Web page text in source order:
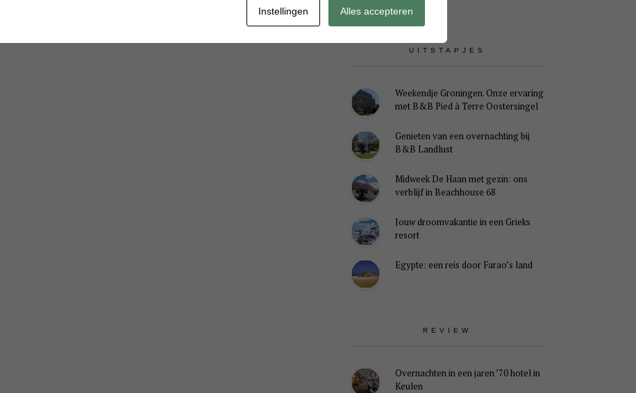
UITSTAPJES
Weekendje Groningen. Onze ervaring
met B&B Pied à Terre Oostersingel
Genieten van een overnachting bij
B&B Landlust
Midweek De Haan met gezin: ons
verblijf in Beachhouse 68
Jouw droomvakantie in een Grieks
resort
Egypte: een reis door Farao’s land
REVIEW
Overnachten in een jaren ’70 hotel in
Keulen
Instellingen Alles accepteren